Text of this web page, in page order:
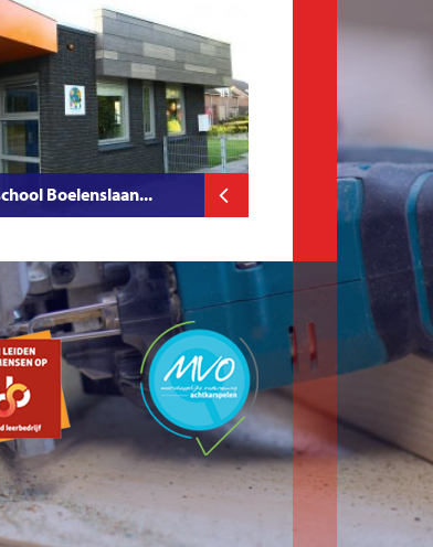
Boelenslaan...